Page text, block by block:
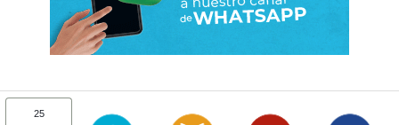
25